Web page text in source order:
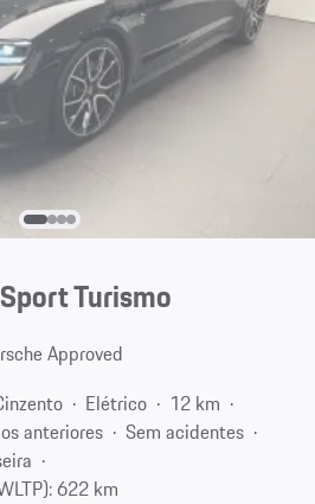
Turismo
Approved
Elétrico
12 km
anteriores
Sem acidentes
622 km